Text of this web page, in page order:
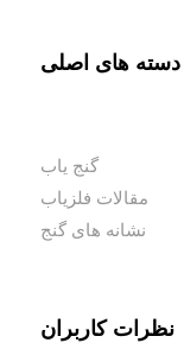
دسته های اصلی
گنج یاب
مقالات فلزیاب
نشانه های گنج
نظرات کاربران